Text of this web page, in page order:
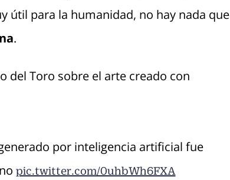
útil para la humanidad, no hay nada que
.
del Toro sobre el arte creado con
por inteligencia artificial fue
pic.twitter.com/0uhbWh6FXA